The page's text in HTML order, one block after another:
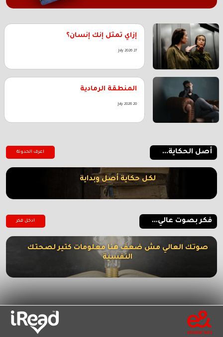
إزاي تمثل إنك إنسان؟
27 July 2026
المنطقة الرمادية
20 July 2026
أصل الحكاية... اعرف الحدوتة
لكل حكاية أصل وبداية
فكر بصوت عالي... ادخل فكر
صوتك العالي مش ضعف هنا معلومات كتير لصحتك
النفسية